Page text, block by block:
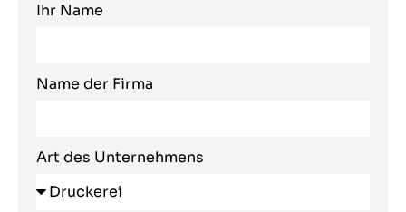
Ihr Name
Name der Firma
Art des Unternehmens